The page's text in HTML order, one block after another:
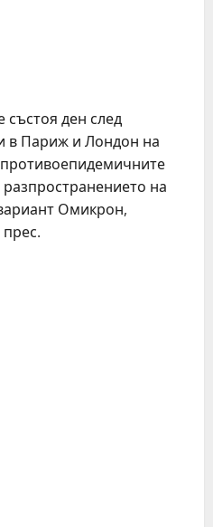
състоя ден след
в Париж и Лондон на
на
Омикрон,